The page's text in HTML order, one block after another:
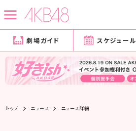
劇場ガイド スケジュール
トップ ニュース ニュース詳細